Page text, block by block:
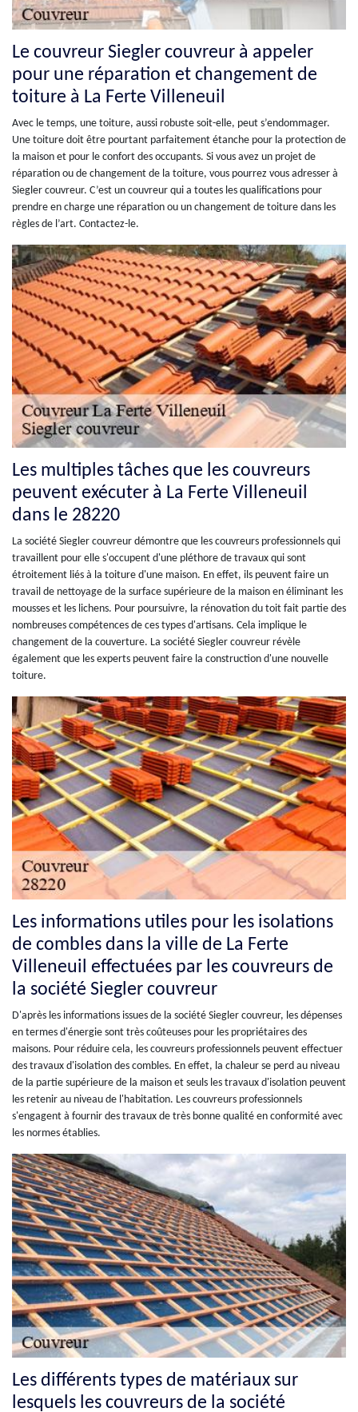
Le couvreur Siegler couvreur à appeler
pour une réparation et changement de
toiture à La Ferte Villeneuil
Avec le temps, une toiture, aussi robuste soit-elle, peut s’endommager.
Une toiture doit être pourtant parfaitement étanche pour la protection de
la maison et pour le confort des occupants. Si vous avez un projet de
réparation ou de changement de la toiture, vous pourrez vous adresser à
Siegler couvreur. C’est un couvreur qui a toutes les qualifications pour
prendre en charge une réparation ou un changement de toiture dans les
règles de l’art. Contactez-le.
Les multiples tâches que les couvreurs
peuvent exécuter à La Ferte Villeneuil
dans le 28220
La société Siegler couvreur démontre que les couvreurs professionnels qui
travaillent pour elle s'occupent d'une pléthore de travaux qui sont
étroitement liés à la toiture d'une maison. En effet, ils peuvent faire un
travail de nettoyage de la surface supérieure de la maison en éliminant les
mousses et les lichens. Pour poursuivre, la rénovation du toit fait partie des
nombreuses compétences de ces types d'artisans. Cela implique le
changement de la couverture. La société Siegler couvreur révèle
également que les experts peuvent faire la construction d'une nouvelle
toiture.
Les informations utiles pour les isolations
de combles dans la ville de La Ferte
Villeneuil effectuées par les couvreurs de
la société Siegler couvreur
D'après les informations issues de la société Siegler couvreur, les dépenses
en termes d'énergie sont très coûteuses pour les propriétaires des
maisons. Pour réduire cela, les couvreurs professionnels peuvent effectuer
des travaux d'isolation des combles. En effet, la chaleur se perd au niveau
de la partie supérieure de la maison et seuls les travaux d'isolation peuvent
les retenir au niveau de l'habitation. Les couvreurs professionnels
s'engagent à fournir des travaux de très bonne qualité en conformité avec
les normes établies.
Les différents types de matériaux sur
lesquels les couvreurs de la société